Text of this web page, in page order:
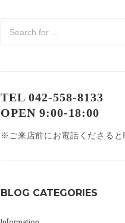
TEL 042-558-8133
OPEN 9:00-18:00
※ご来店前にお電話くださると
BLOG CATEGORIES